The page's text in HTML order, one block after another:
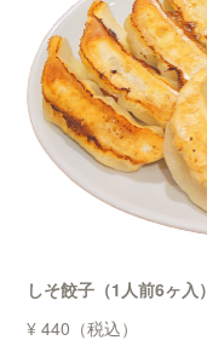
しそ餃子（1人前6ヶ入）
¥ 440（税込）